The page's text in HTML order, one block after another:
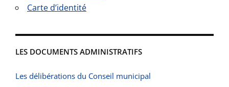
Carte d’identité
LES DOCUMENTS ADMINISTRATIFS
Les délibérations du Conseil municipal